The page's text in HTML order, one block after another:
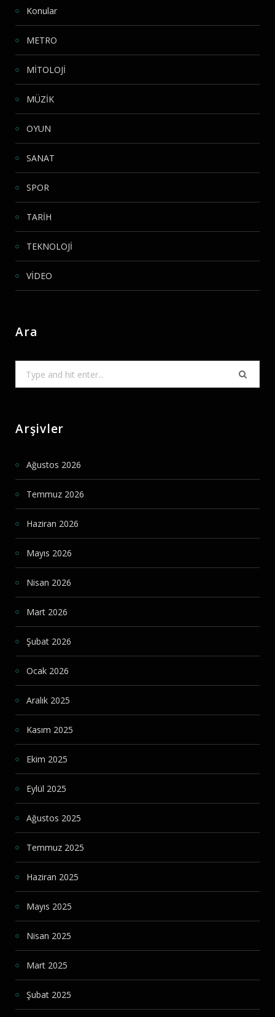
Konular
METRO
MİTOLOJİ
MÜZİK
OYUN
SANAT
SPOR
TARİH
TEKNOLOJİ
VİDEO
Ara
Arşivler
Ağustos 2026
Temmuz 2026
Haziran 2026
Mayıs 2026
Nisan 2026
Mart 2026
Şubat 2026
Ocak 2026
Aralık 2025
Kasım 2025
Ekim 2025
Eylül 2025
Ağustos 2025
Temmuz 2025
Haziran 2025
Mayıs 2025
Nisan 2025
Mart 2025
Şubat 2025